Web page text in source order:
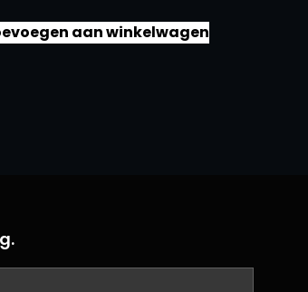
aan winkelwagen